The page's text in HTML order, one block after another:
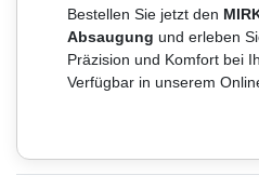
Bestellen Sie jetzt den
Absaugung und erleben
Präzision und Komfort bei
Verfügbar in unserem